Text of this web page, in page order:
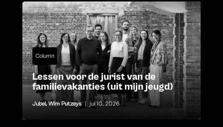
Column
Lessen voor de jurist van de
familievakanties (uit mijn jeugd)
Jubel,Wim Putzeys | jul 10, 2026